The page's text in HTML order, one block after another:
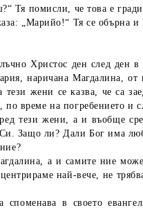
Тя помисли, че това е
„Марийо!“ Тя се обърна
Христос ден след
наричана Магдалина, от
жени се казва, че са
време на погребението и
тези жени, а и въобще
Си. Защо ли? Дали Бог има
а и самите ние
най-вече, не
споменава в своето